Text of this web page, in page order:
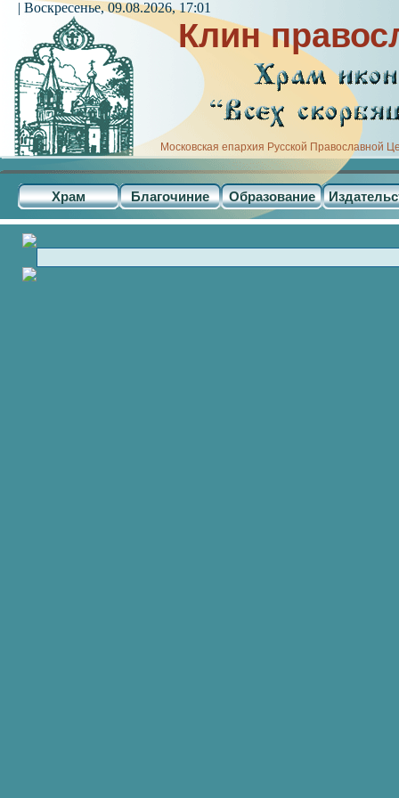
Клин
Московская епархия Русской Православной
Храм Благочиние Образование
| Воскресенье, 09.08.2026, 17:01